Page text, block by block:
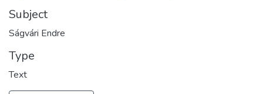
Subject
Ságvári Endre
Type
Text